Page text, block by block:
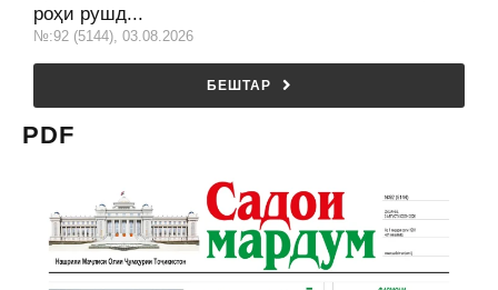
роҳи рушд...
№:92 (5144), 03.08.2026
БЕШТАР
PDF